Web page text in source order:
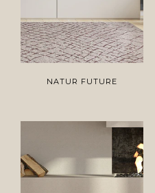
NATUR FUTURE